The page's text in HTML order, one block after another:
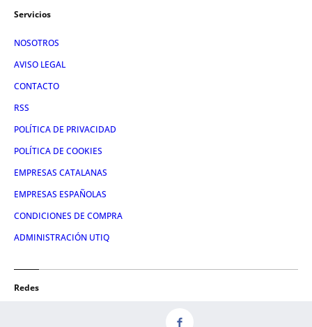
Servicios
NOSOTROS
AVISO LEGAL
CONTACTO
RSS
POLÍTICA DE PRIVACIDAD
POLÍTICA DE COOKIES
EMPRESAS CATALANAS
EMPRESAS ESPAÑOLAS
CONDICIONES DE COMPRA
ADMINISTRACIÓN UTIQ
Redes